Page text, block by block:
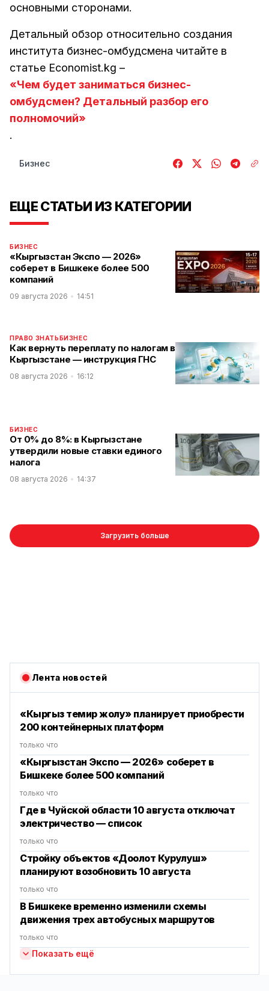
основными сторонами.
Детальный обзор относительно создания
института бизнес-омбудсмена читайте в
статье Economist.kg –
«Чем будет заниматься бизнес-
омбудсмен? Детальный разбор его
полномочий»
.
Бизнес
ЕЩЕ СТАТЬИ ИЗ КАТЕГОРИИ
БИЗНЕС
«Кыргызстан Экспо — 2026»
соберет в Бишкеке более 500
компаний
09 августа 2026 14:51
ПРАВО ЗНАТЬБИЗНЕС
Как вернуть переплату по налогам в
Кыргызстане — инструкция ГНС
08 августа 2026 16:12
БИЗНЕС
От 0% до 8%: в Кыргызстане
утвердили новые ставки единого
налога
08 августа 2026 14:37
Загрузить больше
Лента новостей
«Кыргыз темир жолу» планирует приобрести
200 контейнерных платформ
только что
«Кыргызстан Экспо — 2026» соберет в
Бишкеке более 500 компаний
только что
Где в Чуйской области 10 августа отключат
электричество — список
только что
Стройку объектов «Доолот Курулуш»
планируют возобновить 10 августа
только что
В Бишкеке временно изменили схемы
движения трех автобусных маршрутов
только что
Показать ещё